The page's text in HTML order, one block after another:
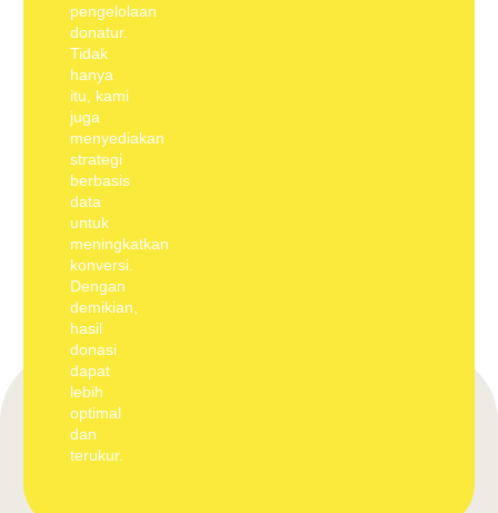
pengelolaan
donatur.
Tidak
hanya
itu, kami
juga
menyediakan
strategi
berbasis
data
untuk
meningkatkan
konversi.
Dengan
demikian,
hasil
donasi
dapat
lebih
optimal
dan
terukur.